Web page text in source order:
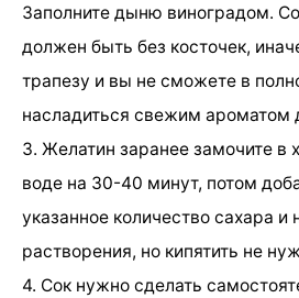
Заполните дыню виноградом.
должен быть без косточек,
трапезу и вы не сможете в
насладиться свежим ароматом
3. Желатин заранее замочите в
воде на 30-40 минут, потом
указанное количество сахара и
растворения, но кипятить не
4. Сок нужно сделать